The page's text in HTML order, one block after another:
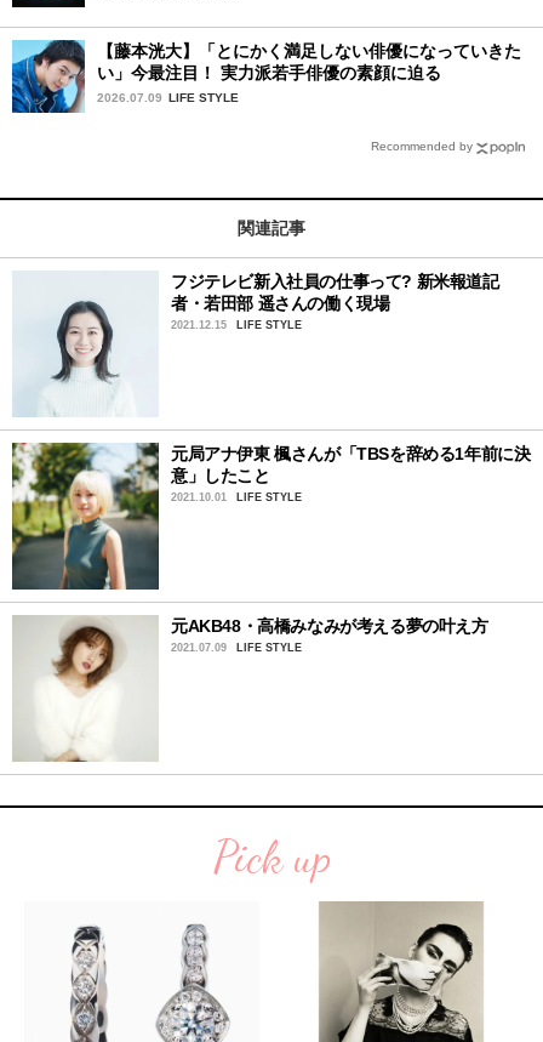
【藤本洸大】「とにかく満足しない俳優になっていきた
い」今最注目！ 実力派若手俳優の素顔に迫る
2026.07.09 LIFE STYLE
Recommended by
関連記事
フジテレビ新入社員の仕事って? 新米報道記
者・若田部 遥さんの働く現場
2021.12.15 LIFE STYLE
元局アナ伊東 楓さんが「TBSを辞める1年前に決
意」したこと
2021.10.01 LIFE STYLE
元AKB48・高橋みなみが考える夢の叶え方
2021.07.09 LIFE STYLE
Pick up